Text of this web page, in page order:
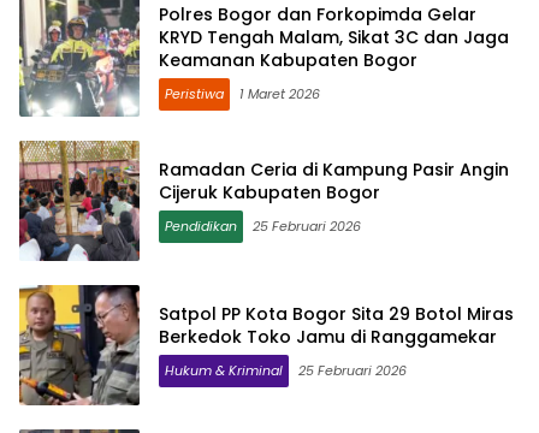
Polres Bogor dan Forkopimda Gelar
KRYD Tengah Malam, Sikat 3C dan Jaga
Keamanan Kabupaten Bogor
Peristiwa 1 Maret 2026
Ramadan Ceria di Kampung Pasir Angin
Cijeruk Kabupaten Bogor
Pendidikan 25 Februari 2026
Satpol PP Kota Bogor Sita 29 Botol Miras
Berkedok Toko Jamu di Ranggamekar
Hukum & Kriminal 25 Februari 2026